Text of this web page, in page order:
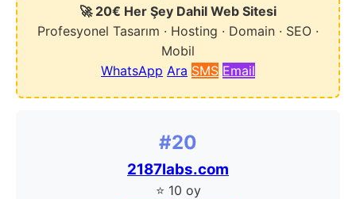
🚀 20€ Her Şey Dahil Web Sitesi
Profesyonel Tasarım · Hosting · Domain · SEO ·
Mobil
WhatsApp Ara SMS Email
#20
2187labs.com
⭐ 10 oy